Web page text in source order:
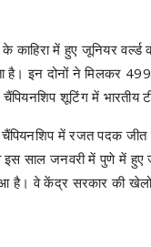
में हुए जूनियर
इन दोनों ने मिलकर
शूटिंग में भारतीय
में रजत पदक जीत
इस साल जनवरी में पुणे में
है। वे केंद्र सरकार की